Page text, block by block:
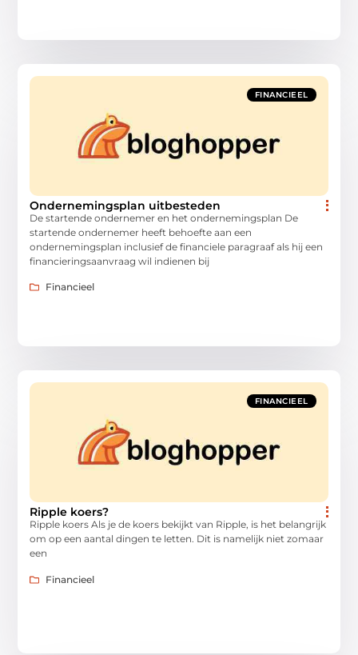
FINANCIEEL
Ondernemingsplan uitbesteden
De startende ondernemer en het ondernemingsplan De
startende ondernemer heeft behoefte aan een
ondernemingsplan inclusief de financiele paragraaf als hij een
financieringsaanvraag wil indienen bij
Financieel
FINANCIEEL
Ripple koers?
Ripple koers Als je de koers bekijkt van Ripple, is het belangrijk
om op een aantal dingen te letten. Dit is namelijk niet zomaar
een
Financieel